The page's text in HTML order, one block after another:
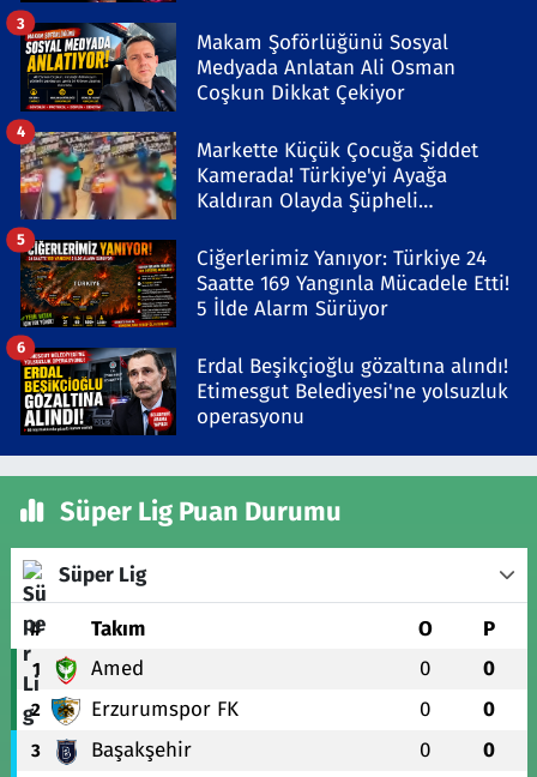
Makam Şoförlüğünü Sosyal
Medyada Anlatan Ali Osman
Coşkun Dikkat Çekiyor
3
Markette Küçük Çocuğa Şiddet
Kamerada! Türkiye'yi Ayağa
Kaldıran Olayda Şüpheli
4
Ciğerlerimiz Yanıyor: Türkiye 24
Saatte 169 Yangınla Mücadele Etti!
5 İlde Alarm Sürüyor
5
Erdal Beşikçioğlu gözaltına alındı!
Etimesgut Belediyesi'ne yolsuzluk
operasyonu
6
Süper Lig Puan Durumu
Süper Lig
# Takım O P
1 Amed 0 0
2 Erzurumspor FK 0 0
3 Başakşehir 0 0